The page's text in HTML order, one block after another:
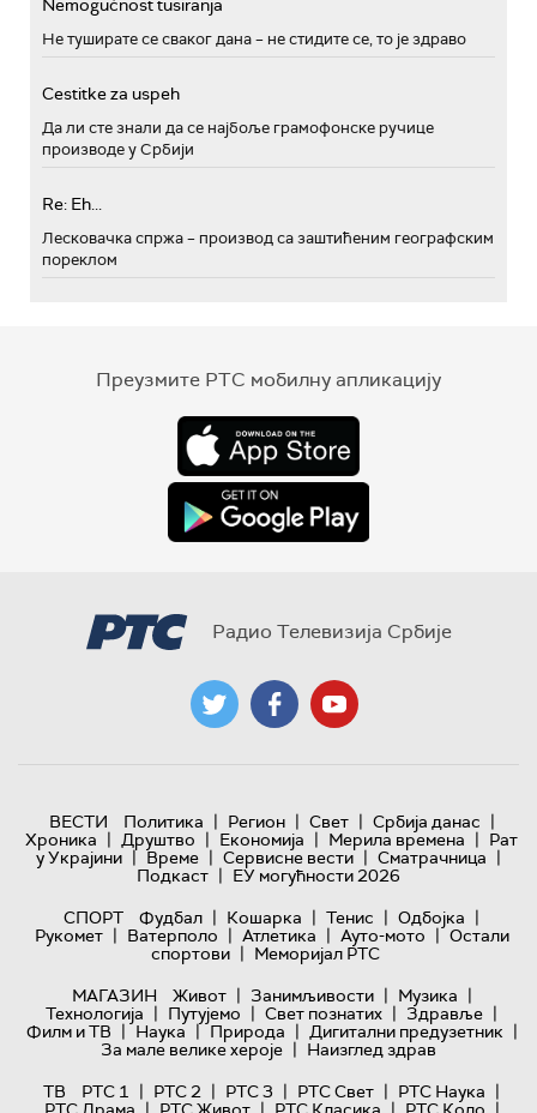
Nemogućnost tusiranja
Не туширате се сваког дана – не стидите се, то је здраво
Cestitke za uspeh
Да ли сте знали да се најбоље грамофонске ручице
производе у Србији
Re: Eh...
Лесковачка спржа – производ са заштићеним географским
пореклом
Преузмите РТС мобилну апликацију
Радио Телевизија Србије
ВЕСТИ Политика | Регион | Свет | Србија данас |
Хроника | Друштво | Економија | Мерила времена | Рат
у Украјини | Време | Сервисне вести | Сматрачница |
Подкаст | ЕУ могућности 2026
СПОРТ
Фудбал | Кошарка | Тенис | Одбојка |
Рукомет | Ватерполо | Атлетика | Ауто-мото | Остали
спортови | Меморијал РТС
МАГАЗИН
Живот | Занимљивости | Музика |
Технологијa | Путујемо | Свет познатих | Здравље |
Филм и ТВ | Наука | Природа | Дигитални предузетник |
За мале велике хероје | Наизглед здрав
ТВ
РТС 1 | РТС 2 | РТС 3 | РТС Свет | РТС Наука |